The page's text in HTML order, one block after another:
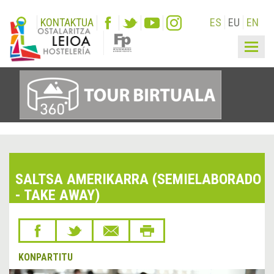
KONTAKTUA ES EU EN
SALTSA AMERIKARRA (SEMIELABORADO
- TAKE AWAY)
KONPARTITU